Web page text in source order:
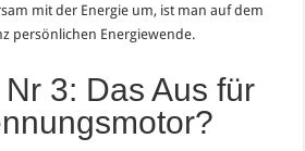
mit der Energie um, ist man auf dem
persönlichen Energiewende.
3: Das Aus für